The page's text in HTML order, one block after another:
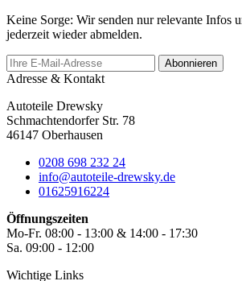
Keine Sorge: Wir senden nur relevante Infos
jederzeit wieder abmelden.
Abonnieren
Adresse & Kontakt
Autoteile Drewsky
Schmachtendorfer Str. 78
46147 Oberhausen
0208 698 232 24
info@autoteile-drewsky.de
01625916224
Öffnungszeiten
Mo-Fr. 08:00 - 13:00 & 14:00 - 17:30
Sa. 09:00 - 12:00
Wichtige Links